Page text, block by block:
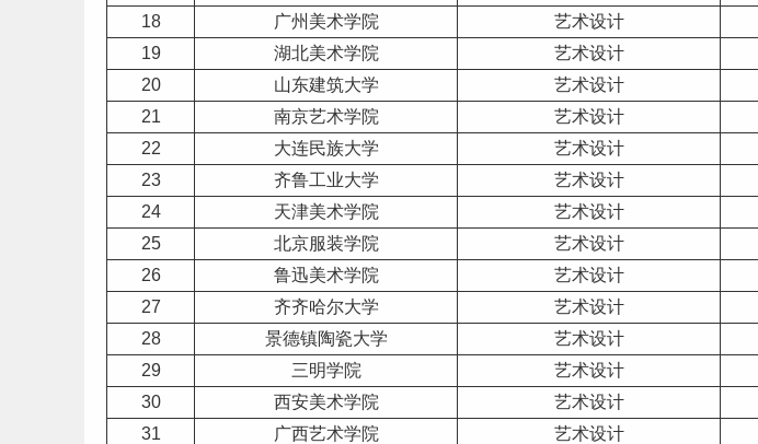
18
广州美术学院 艺术设计
19
湖北美术学院 艺术设计
20
山东建筑大学 艺术设计
21
南京艺术学院 艺术设计
22
大连民族大学 艺术设计
23
齐鲁工业大学 艺术设计
24
天津美术学院 艺术设计
25
北京服装学院 艺术设计
26
鲁迅美术学院 艺术设计
27
齐齐哈尔大学 艺术设计
28
景德镇陶瓷大学 艺术设计
29
三明学院 艺术设计
30
西安美术学院 艺术设计
31
广西艺术学院 艺术设计